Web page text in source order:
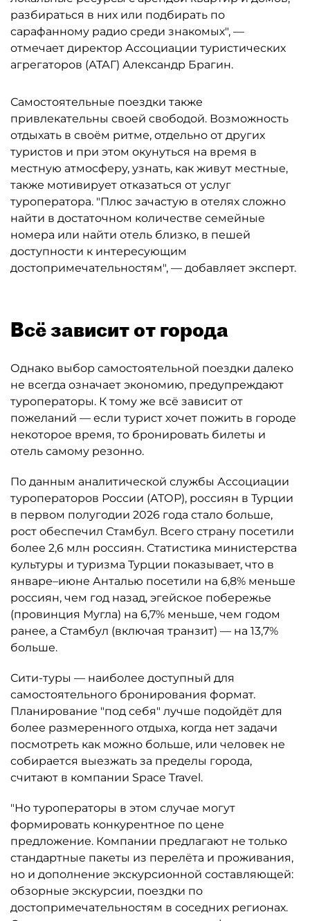
разбираться в них или подбирать по
сарафанному радио среди знакомых", —
отмечает директор Ассоциации туристических
агрегаторов (АТАГ) Александр Брагин.
Самостоятельные поездки также
привлекательны своей свободой. Возможность
отдыхать в своём ритме, отдельно от других
туристов и при этом окунуться на время в
местную атмосферу, узнать, как живут местные,
также мотивирует отказаться от услуг
туроператора. "Плюс зачастую в отелях сложно
найти в достаточном количестве семейные
номера или найти отель близко, в пешей
доступности к интересующим
достопримечательностям", — добавляет эксперт.
Всё зависит от города
Однако выбор самостоятельной поездки далеко
не всегда означает экономию, предупреждают
туроператоры. К тому же всё зависит от
пожеланий — если турист хочет пожить в городе
некоторое время, то бронировать билеты и
отель самому резонно.
По данным аналитической службы Ассоциации
туроператоров России (АТОР), россиян в Турции
в первом полугодии 2026 года стало больше,
рост обеспечил Стамбул. Всего страну посетили
более 2,6 млн россиян. Статистика министерства
культуры и туризма Турции показывает, что в
январе–июне Анталью посетили на 6,8% меньше
россиян, чем год назад, эгейское побережье
(провинция Мугла) на 6,7% меньше, чем годом
ранее, а Стамбул (включая транзит) — на 13,7%
больше.
Сити-туры — наиболее доступный для
самостоятельного бронирования формат.
Планирование "под себя" лучше подойдёт для
более размеренного отдыха, когда нет задачи
посмотреть как можно больше, или человек не
собирается выезжать за пределы города,
считают в компании Space Travel.
"Но туроператоры в этом случае могут
формировать конкурентное по цене
предложение. Компании предлагают не только
стандартные пакеты из перелёта и проживания,
но и дополнение экскурсионной составляющей:
обзорные экскурсии, поездки по
достопримечательностям в соседних регионах.